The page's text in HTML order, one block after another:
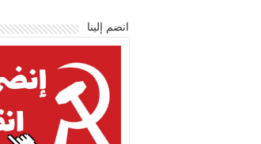
انضم إلينا